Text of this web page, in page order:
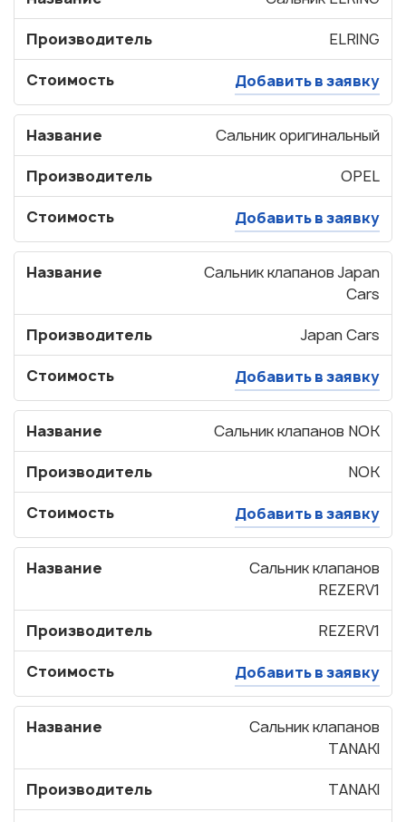
Производитель ELRING
Стоимость Добавить в заявку
Название Сальник оригинальный
Производитель OPEL
Стоимость Добавить в заявку
Название
Сальник клапанов Japan
Cars
Производитель Japan Cars
Стоимость Добавить в заявку
Название Сальник клапанов NOK
Производитель NOK
Стоимость Добавить в заявку
Название
Сальник клапанов
REZERV1
Производитель REZERV1
Стоимость Добавить в заявку
Название
Сальник клапанов
TANAKI
Производитель TANAKI